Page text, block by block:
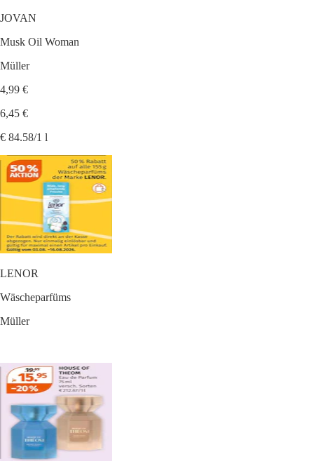
JOVAN
Musk Oil Woman
Müller
4,99 €
6,45 €
€ 84.58/1 l
LENOR
Wäscheparfüms
Müller